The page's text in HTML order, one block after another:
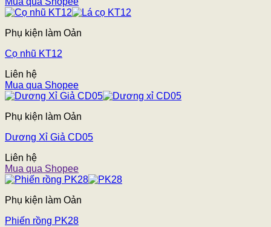
Phụ kiện làm Oản
Cọ nhũ KT12
Liên hệ
Mua qua Shopee
Phụ kiện làm Oản
Dương Xỉ Giả CD05
Liên hệ
Mua qua Shopee
Phụ kiện làm Oản
Phiến rồng PK28